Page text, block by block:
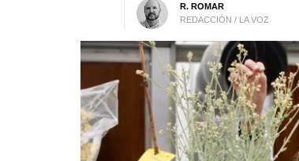
R. ROMAR
REDACCIÓN / LA VOZ